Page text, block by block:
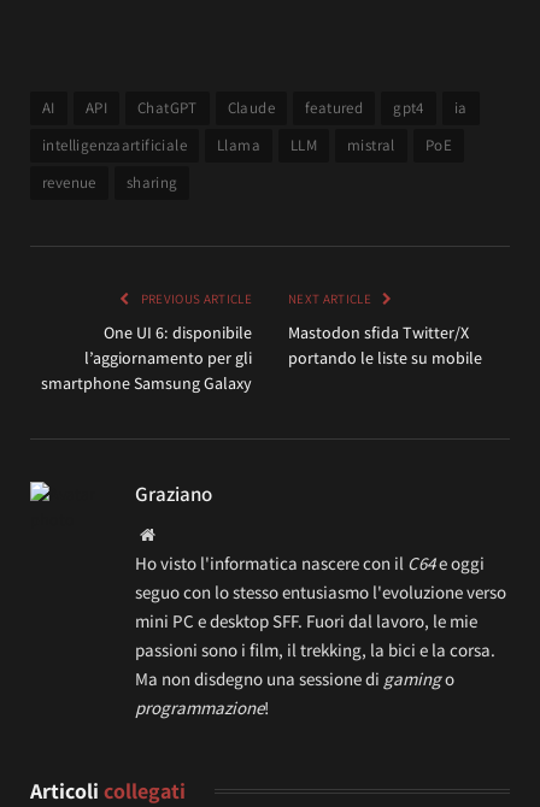
AI API ChatGPT Claude featured gpt4
ia
intelligenzaartificiale
Llama LLM mistral
PoE
revenue
sharing
PREVIOUS ARTICLE
One UI 6: disponibile
l’aggiornamento per gli
smartphone Samsung Galaxy
NEXT ARTICLE
Mastodon sfida Twitter/X
portando le liste su mobile
Graziano
Website
Ho visto l'informatica nascere con il C64e oggi
seguo con lo stesso entusiasmo l'evoluzione verso
mini PC e desktop SFF. Fuori dal lavoro, le mie
passioni sono i film, il trekking, la bici e la corsa.
Ma non disdegno una sessione di gamingo
programmazione!
Articoli collegati